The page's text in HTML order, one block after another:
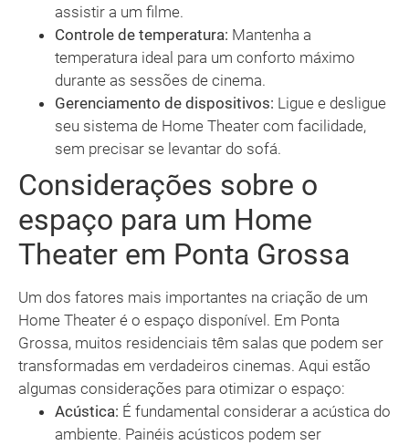
assistir a um filme.
Controle de temperatura: Mantenha a
temperatura ideal para um conforto máximo
durante as sessões de cinema.
Gerenciamento de dispositivos: Ligue e desligue
seu sistema de Home Theater com facilidade,
sem precisar se levantar do sofá.
Considerações sobre o
espaço para um Home
Theater em Ponta Grossa
Um dos fatores mais importantes na criação de um
Home Theater é o espaço disponível. Em Ponta
Grossa, muitos residenciais têm salas que podem ser
transformadas em verdadeiros cinemas. Aqui estão
algumas considerações para otimizar o espaço:
Acústica: É fundamental considerar a acústica do
ambiente. Painéis acústicos podem ser